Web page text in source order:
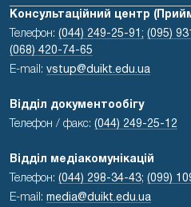
Консультаційний центр
Телефон: (044) 249-25-91; (095)
(068) 420-74-65
E-mail: vstup@duikt.edu.ua
Відділ документообігу
Телефон / факс: (044) 249-25-12
Відділ медіакомунікацій
Телефон: (044) 298-34-43; (099)
E-mail: media@duikt.edu.ua